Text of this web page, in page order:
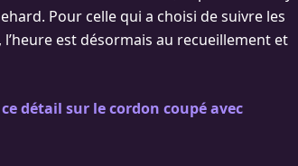
Pour celle qui a choisi de suivre les
est désormais au recueillement et
détail sur le cordon coupé avec